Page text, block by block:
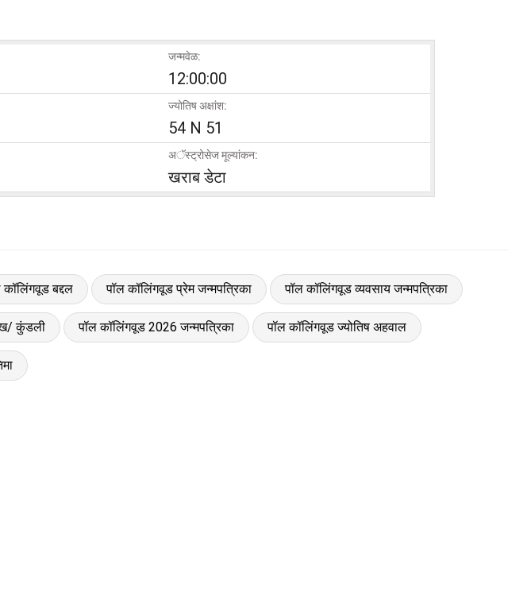
जन्मवेळ:
12:00:00
ज्योतिष अक्षांश:
54 N 51
अॅस्ट्रोसेज मूल्यांकन:
खराब डेटा
कॉलिंगवूड बद्दल पॉल कॉलिंगवूड प्रेम जन्मपत्रिका पॉल कॉलिंगवूड व्यवसाय जन्मपत्रिका
कुंडली पॉल कॉलिंगवूड 2026 जन्मपत्रिका पॉल कॉलिंगवूड ज्योतिष अहवाल